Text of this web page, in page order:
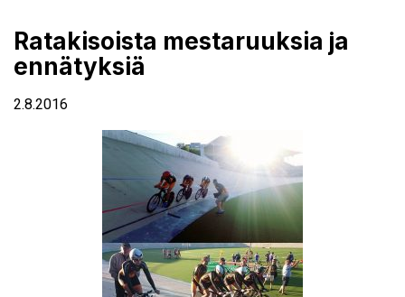
Ratakisoista mestaruuksia ja
ennätyksiä
2.8.2016